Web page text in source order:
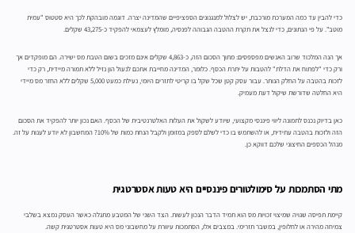
כדי להבין עד כמה המערכת מורכבת, יש לצלול למנגנונים הספציפיים שהמדינה יצרה. דוגמה מובהקת לכך היא סטטוס "עמית
מוטב". על פי הנתונים, כדי לנצל את תקרת ההטבה הגבוהה לפנסיה, מומלץ לעצמאי להפקיד כ-43,275 שקלים.
אך הנה המלכוד שרוב האנשים מפספסים: מתוך הסכום הזה, כ-4,863 שקלים אינם מזכים בשום הטבת מס ישירה. הם מופקדים אך
ורק כדי "לפתוח את הדלת" להטבות על יתרת הכסף. כלומר, המדינה מחייבת אתכם לנעול הון נזיל ללא תמורה מיידית, רק כדי
לזכות בהטבה על החלק הנותר. עבור עסק קטן שכל שקל בו קריטי לתזרים היומי, נעילת כמעט 5,000 שקלים ללא החזר מס מיידי
היא החלטה שדורשת שיקול דעת מעמיק.
כאן בדיוק נכנס לתמונה ליווי פיננסי מקצועי, שיודע לשקול את העלות האלטרנטיבית של הכסף. האם נכון יותר להפקיד את הסכום
הזה ולזכות בהטבה עתידית, או להשתמש בו כדי לשלם לספק במזומן ולקבל הנחת כמות של 10%? המחשבון לא יודע לענות על זה.
מנהל הכספים החיצוני שלכם דווקא כן.
מתי הסתמכות על סימולטורים פיננסיים היא טעות אסטרטגית
קיימת תפיסה שגויה שמיצוי זכויות מס הוא תמיד הדבר הנכון לעשות. הצד השני של המטבע מתגלה כאשר העסק נמצא בשלבי
צמיחה מהירה או לחלופין, במשבר תזרימי. במצבים אלו, הסתמכות עיוורת על מחשבוני מס היא טעות אסטרטגית קשה.